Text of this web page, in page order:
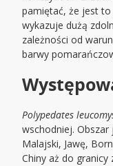
pamiętać, że jest
wykazuje dużą
zależności od
barwy
Polypedates
wschodniej.
Malajski, Jawę,
Chiny aż do granicy